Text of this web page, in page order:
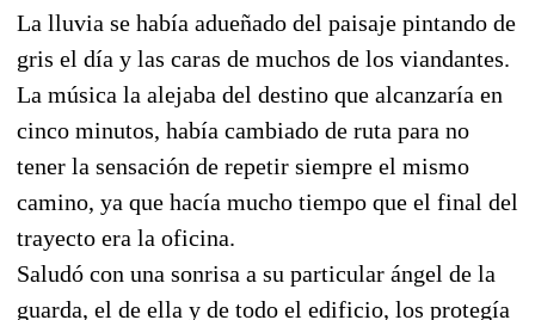
La lluvia se había adueñado del paisaje pintando de
gris el día y las caras de muchos de los viandantes.
La música la alejaba del destino que alcanzaría en
cinco minutos, había cambiado de ruta para no
tener la sensación de repetir siempre el mismo
camino, ya que hacía mucho tiempo que el final del
trayecto era la oficina.
Saludó con una sonrisa a su particular ángel de la
guarda, el de ella y de todo el edificio, los protegía